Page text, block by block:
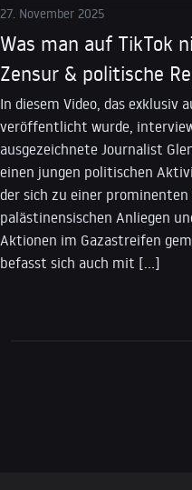
27. November 2025
Was man auf TikTok
Zensur & politische
In diesem Video, das exklusiv
veröffentlicht wurde,
ausgezeichnete Journalist
einen jungen politischen
der sich zu einer
palästinensischen Anliegen
Aktionen im Gazastreifen
befasst sich auch mit […]